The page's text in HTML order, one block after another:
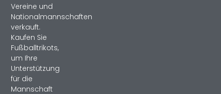
Vereine und
Nationalmannschaften
verkauft.
Kaufen Sie
Fußballtrikots,
um Ihre
Unterstützung
für die
Mannschaft